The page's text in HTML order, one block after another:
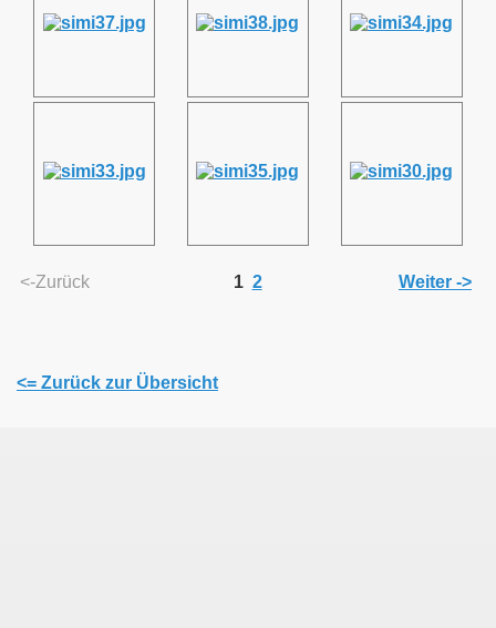
<-Zurück 1 2 Weiter ->
<= Zurück zur Übersicht